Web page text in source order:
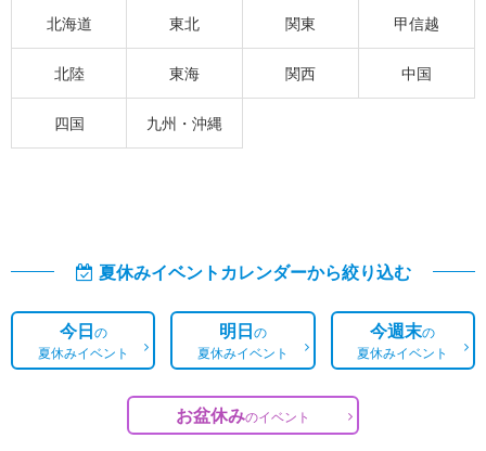
北海道 東北 関東 甲信越
北陸 東海 関西 中国
四国 九州・沖縄
夏休みイベントカレンダーから絞り込む
今日の
夏休みイベント
明日の
夏休みイベント
今週末の
夏休みイベント
お盆休みのイベント